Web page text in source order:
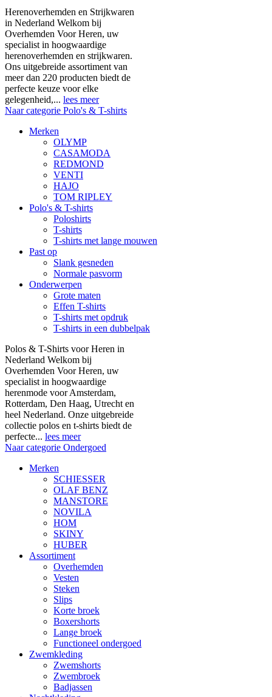
Herenoverhemden en Strijkwaren
in Nederland Welkom bij
Overhemden Voor Heren, uw
specialist in hoogwaardige
herenoverhemden en strijkwaren.
Ons uitgebreide assortiment van
meer dan 220 producten biedt de
perfecte keuze voor elke
gelegenheid,... lees meer
Naar categorie Polo's & T-shirts
Merken
OLYMP
CASAMODA
REDMOND
VENTI
HAJO
TOM RIPLEY
Polo's & T-shirts
Poloshirts
T-shirts
T-shirts met lange mouwen
Past op
Slank gesneden
Normale pasvorm
Onderwerpen
Grote maten
Effen T-shirts
T-shirts met opdruk
T-shirts in een dubbelpak
Polos & T-Shirts voor Heren in
Nederland Welkom bij
Overhemden Voor Heren, uw
specialist in hoogwaardige
herenmode voor Amsterdam,
Rotterdam, Den Haag, Utrecht en
heel Nederland. Onze uitgebreide
collectie polos en t-shirts biedt de
perfecte... lees meer
Naar categorie Ondergoed
Merken
SCHIESSER
OLAF BENZ
MANSTORE
NOVILA
HOM
SKINY
HUBER
Assortiment
Overhemden
Vesten
Steken
Slips
Korte broek
Boxershorts
Lange broek
Functioneel ondergoed
Zwemkleding
Zwemshorts
Zwembroek
Badjassen